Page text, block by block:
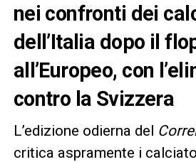
nei confronti dei
dell’Italia dopo il
all’Europeo, con
contro la Svizzera
L’edizione odierna del
critica aspramente i